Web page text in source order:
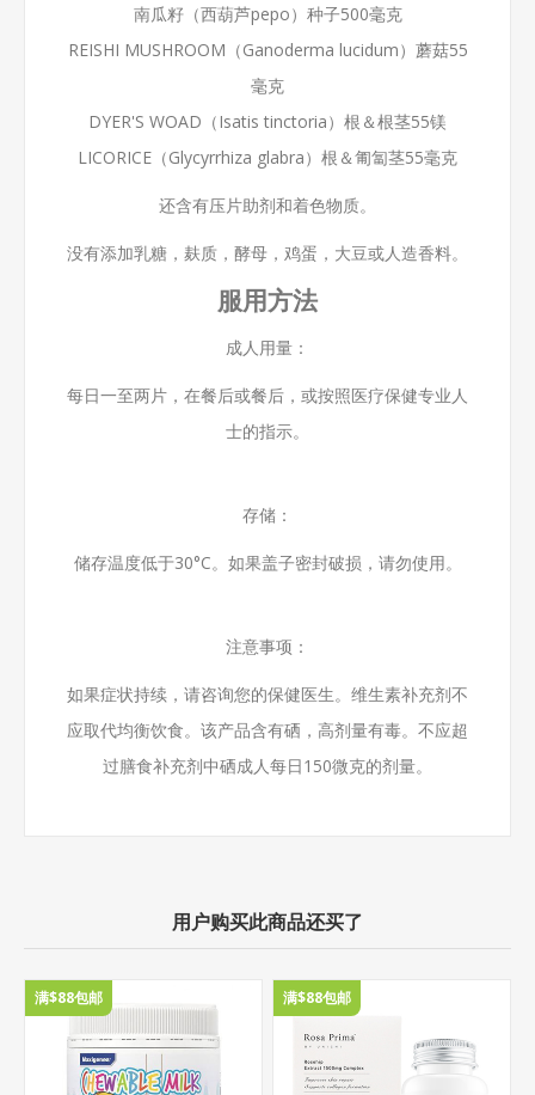
南瓜籽（西葫芦pepo）种子500毫克
REISHI MUSHROOM（Ganoderma lucidum）蘑菇55
毫克
DYER'S WOAD（Isatis tinctoria）根＆根茎55镁
LICORICE（Glycyrrhiza glabra）根＆匍匐茎55毫克
还含有压片助剂和着色物质。
没有添加乳糖，麸质，酵母，鸡蛋，大豆或人造香料。
服用方法
成人用量：
每日一至两片，在餐后或餐后，或按照医疗保健专业人
士的指示。
存储：
储存温度低于30°C。如果盖子密封破损，请勿使用。
注意事项：
如果症状持续，请咨询您的保健医生。维生素补充剂不
应取代均衡饮食。该产品含有硒，高剂量有毒。不应超
过膳食补充剂中硒成人每日150微克的剂量。
用户购买此商品还买了
满$88包邮 满$88包邮